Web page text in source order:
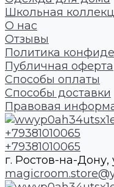
Школьная
О нас
Отзывы
Политика
Публичная оферта
Способы оплаты
Способы доставки
Правовая
+79381010065
+79381010065
г. Ростов-на-Дону,